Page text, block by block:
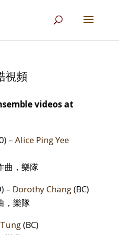
視頻
videos at
– Alice Ping Yee
曲，樂隊
– Dorothy Chang(BC)
，樂隊
(BC)